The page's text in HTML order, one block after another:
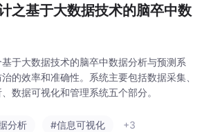
之基于大数据技术的脑卒中数
于大数据技术的脑卒中数据分析与预测系
的效率和准确性。系统主要包括数据采集、
数据可视化和管理系统五个部分。
分析 #信息可视化 +3